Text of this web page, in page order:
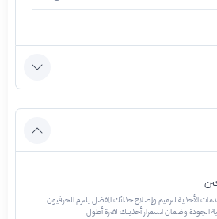
الأحذية لترميم وإصلاح حذائك المفضل يلتزم الحرفيون
الجودة وضمان استمرار أحذيتك لفترة أطول